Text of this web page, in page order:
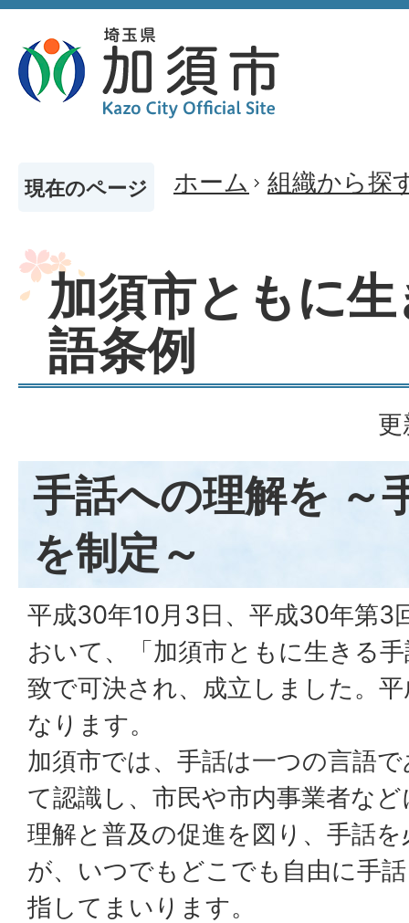
現在のページ ホーム 組織から探
加須市ともに
語条例
手話への理解を ～
を制定～
平成30年10月3日、平成30年第3
おいて、「加須市ともに生きる
致で可決され、成立しました。
なります。
加須市では、手話は一つの言語
て認識し、市民や市内事業者な
理解と普及の促進を図り、手話
が、いつでもどこでも自由に手
指してまいります。